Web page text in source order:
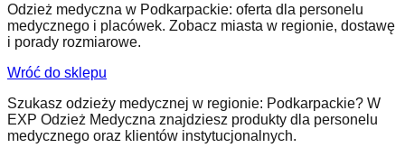
Odzież medyczna w Podkarpackie: oferta dla personelu
medycznego i placówek. Zobacz miasta w regionie, dostawę
i porady rozmiarowe.
Wróć do sklepu
Szukasz odzieży medycznej w regionie: Podkarpackie? W
EXP Odzież Medyczna znajdziesz produkty dla personelu
medycznego oraz klientów instytucjonalnych.